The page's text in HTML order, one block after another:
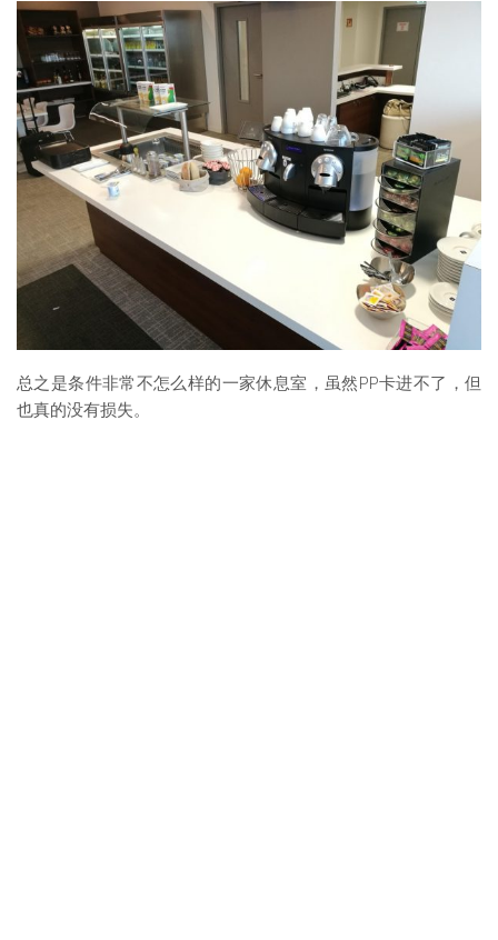
总之是条件非常不怎么样的一家休息室，虽然PP卡进不了，但
也真的没有损失。